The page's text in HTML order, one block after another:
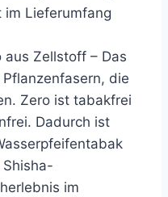
im Lieferumfang
Zellstoff – Das
die
Zero ist tabakfrei
Dadurch ist
im